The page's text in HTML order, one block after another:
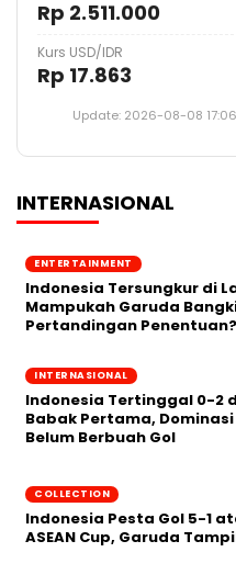
Rp 2.511.000
Kurs USD/IDR
Rp 17.863
Update: 2026-08-08
INTERNASIONAL
ENTERTAINMENT
Indonesia Tersungkur di
Mampukah Garuda
Pertandingan Penentuan?
INTERNASIONAL
Indonesia Tertinggal 0-2
Babak Pertama,
Belum Berbuah Gol
COLLECTION
Indonesia Pesta Gol 5-1
ASEAN Cup, Garuda